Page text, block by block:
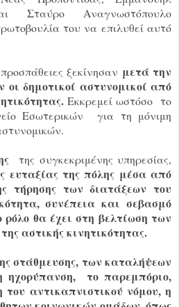
Σταύρο Αναγνωστόπουλο
του να επιλυθεί αυτό
ξεκίνησαν μετά την
δημοτικοί αστυνομικοί από
Εκκρεμεί ωστόσο το
Εσωτερικών για τη μόνιμη
της συγκεκριμένης υπηρεσίας,
ευταξίας της πόλης μέσα από
τήρησης των διατάξεων του
συνέπεια και σεβασμό
θα έχει στη βελτίωση των
αστικής κινητικότητας.
στάθμευσης, των καταλήψεων
ηχορύπανση, το παρεμπόριο,
αντικαπνιστικού νόμου, η